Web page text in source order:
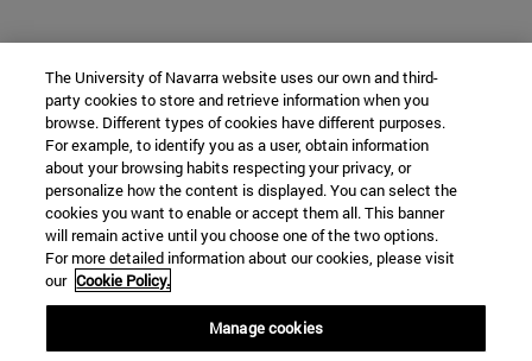
The University of Navarra website uses our own and third-
party cookies to store and retrieve information when you
browse. Different types of cookies have different purposes.
For example, to identify you as a user, obtain information
about your browsing habits respecting your privacy, or
personalize how the content is displayed. You can select the
cookies you want to enable or accept them all. This banner
will remain active until you choose one of the two options.
For more detailed information about our cookies, please visit
our Cookie Policy.
Manage cookies